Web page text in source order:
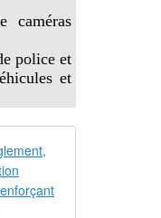
caméras
police et
et